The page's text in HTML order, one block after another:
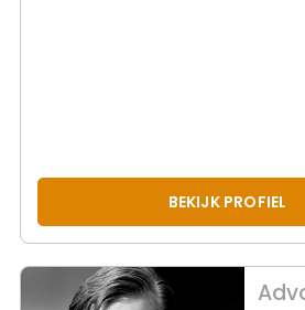
BEKIJK PROFIEL